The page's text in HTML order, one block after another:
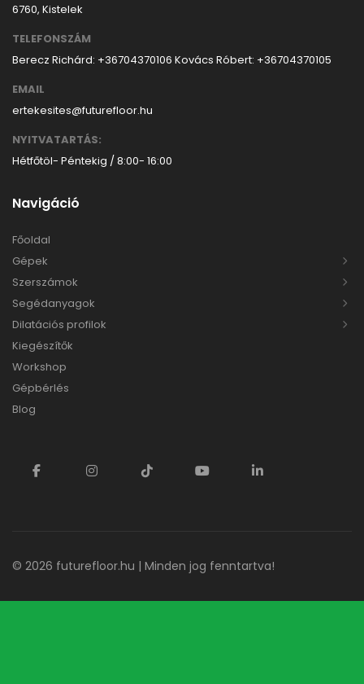
6760, Kistelek
TELEFONSZÁM
Berecz Richárd: +36704370106 Kovács Róbert: +36704370105
EMAIL
ertekesites@futurefloor.hu
NYITVATARTÁS:
Hétfőtöl- Péntekig / 8:00- 16:00
Navigáció
Főoldal
Gépek
Szerszámok
Segédanyagok
Dilatációs profilok
Kiegészítők
Workshop
Gépbérlés
Blog
© 2026 futurefloor.hu | Minden jog fenntartva!